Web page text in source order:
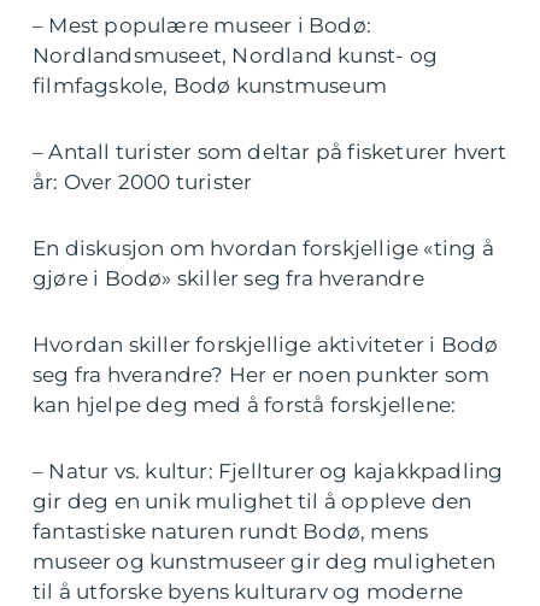
– Mest populære museer i Bodø:
Nordlandsmuseet, Nordland kunst- og
filmfagskole, Bodø kunstmuseum
– Antall turister som deltar på fisketurer hvert
år: Over 2000 turister
En diskusjon om hvordan forskjellige «ting å
gjøre i Bodø» skiller seg fra hverandre
Hvordan skiller forskjellige aktiviteter i Bodø
seg fra hverandre? Her er noen punkter som
kan hjelpe deg med å forstå forskjellene:
– Natur vs. kultur: Fjellturer og kajakkpadling
gir deg en unik mulighet til å oppleve den
fantastiske naturen rundt Bodø, mens
museer og kunstmuseer gir deg muligheten
til å utforske byens kulturarv og moderne